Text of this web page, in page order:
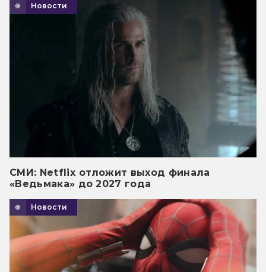
Новости
СМИ: Netflix отложит выход финала
«Ведьмака» до 2027 года
Новости